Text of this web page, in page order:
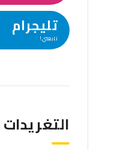
تليجرام
تابعني!
التغريدات